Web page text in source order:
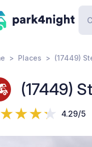
Places (17449)
(17449)
4.29/5